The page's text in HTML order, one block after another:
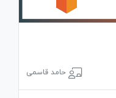
حامد قاسمی